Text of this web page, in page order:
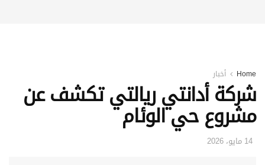
Home أخبار
شركة أدانتي ريالتي تكشف عن
مشروع حي الوئام
14 مايو، 2026